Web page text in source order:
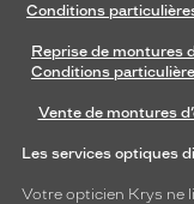
Conditions
Reprise de montures
Conditions
Vente de montures
Les services optiques
Votre opticien Krys ne